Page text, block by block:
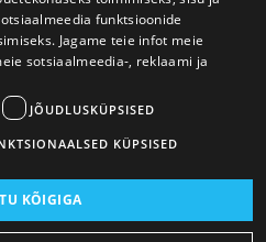
funktsioonide
Jagame teie infot meie
sotsiaalmeedia-, reklaami ja
JÕUDLUSKÜPSISED
KÜPSISED
KÕIGIGA